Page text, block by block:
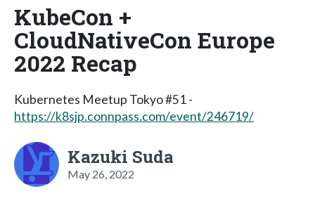
KubeCon +
CloudNativeCon Europe
2022 Recap
Kubernetes Meetup Tokyo #51 -
https://k8sjp.connpass.com/event/246719/
Kazuki Suda
May 26, 2022